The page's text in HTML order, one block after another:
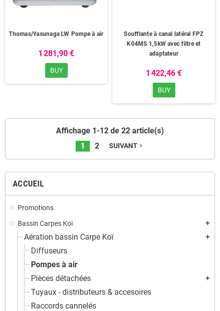
ACCUEIL
Promotions
Bassin Carpes Koi
add
Aération bassin Carpe Koï add
Diffuseurs
Pompes à air
Pièces détachées
add
Tuyaux - distributeurs & accesoires
Raccords cannelés
Thomas/Yasunaga LW Pompe à air
1 281,90 €
BUY
Soufflante à canal latéral FPZ
K04MS 1,5kW avec filtre et
adaptateur
1 422,46 €
BUY
Affichage 1-12 de 22 article(s)
1
2 SUIVANT navigate_next